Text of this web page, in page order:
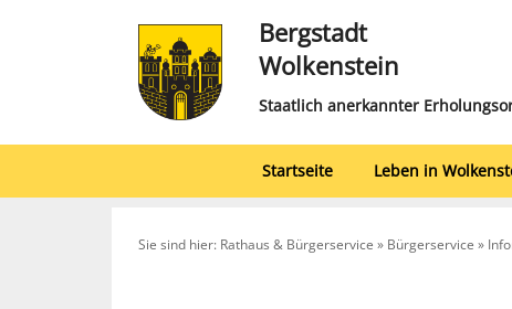
Bergstadt
Wolkenstein
Staatlich anerkannter
Startseite Leben in
Sie sind hier: Rathaus & Bürgerservice » Bürgerservice »